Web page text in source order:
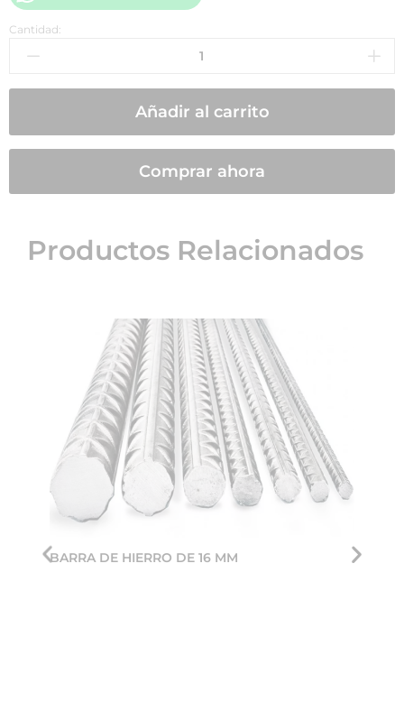
Cantidad:
Añadir al carrito
Comprar ahora
Productos Relacionados
BARRA DE HIERRO DE 16 MM